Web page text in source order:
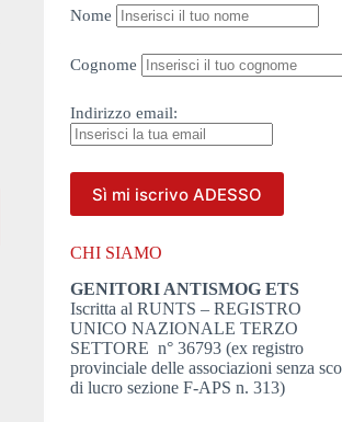
Nome
Cognome
Indirizzo email:
CHI SIAMO
GENITORI ANTISMOG ETS
Iscritta al RUNTS – REGISTRO
UNICO NAZIONALE TERZO
SETTORE n° 36793 (ex registro
provinciale delle associazioni senza
di lucro sezione F-APS n. 313)